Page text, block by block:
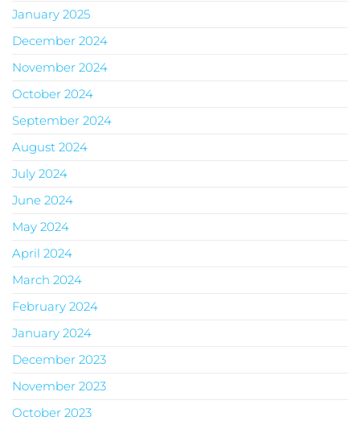
January 2025
December 2024
November 2024
October 2024
September 2024
August 2024
July 2024
June 2024
May 2024
April 2024
March 2024
February 2024
January 2024
December 2023
November 2023
October 2023